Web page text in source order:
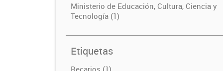
Ministerio de Educación, Cultura, Ciencia y
Tecnología (1)
Etiquetas
Becarios (1)